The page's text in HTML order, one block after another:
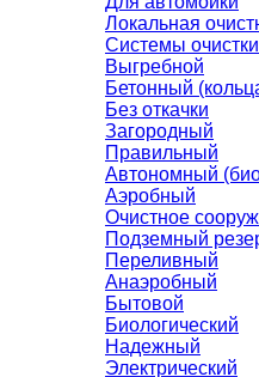
Локальная
Системы
Выгребной
Бетонный
Без откачки
Загородный
Правильный
Автономный
Аэробный
Очистное
Подземный
Переливный
Анаэробный
Бытовой
Биологический
Надежный
Электрический